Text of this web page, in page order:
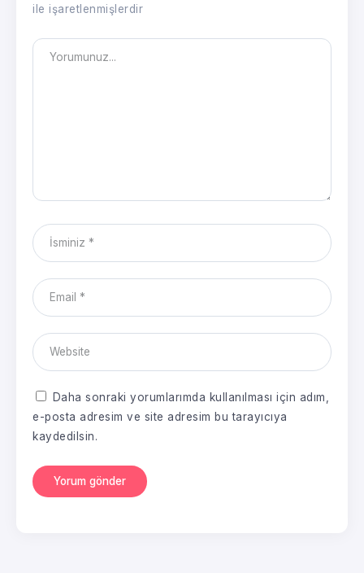
ile işaretlenmişlerdir
Daha sonraki yorumlarımda kullanılması için adım,
e-posta adresim ve site adresim bu tarayıcıya
kaydedilsin.